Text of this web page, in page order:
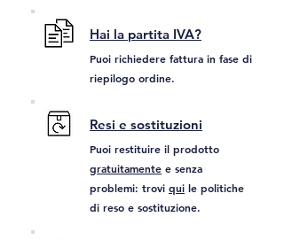
Hai la partita IVA?
Puoi richiedere fattura in fase di
riepilogo ordine.
Resi e sostituzioni
Puoi restituire il prodotto
gratuitamente e senza
problemi: trovi qui le politiche
di reso e sostituzione.